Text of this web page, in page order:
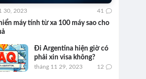
máy tính từ xa 100 máy sao cho
30, 2023 41
Đi Argentina hiện giờ có
phải xin visa không?
tháng 11 29, 2023 12